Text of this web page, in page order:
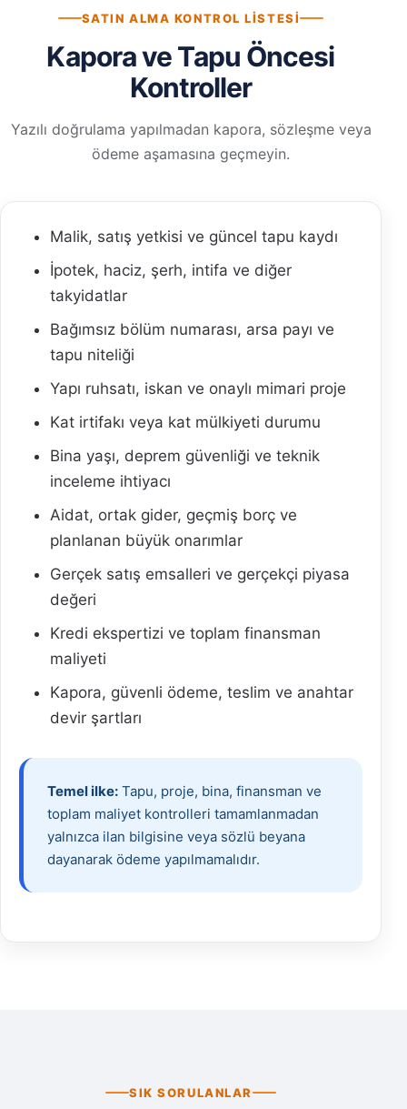
SATIN ALMA KONTROL LISTESI
Kapora ve Tapu Öncesi
Kontroller
Yazılı doğrulama yapılmadan kapora, sözleşme veya
ödeme aşamasına geçmeyin.
Malik, satış yetkisi ve güncel tapu kaydı
İpotek, haciz, şerh, intifa ve diğer
takyidatlar
Bağımsız bölüm numarası, arsa payı ve
tapu niteliği
Yapı ruhsatı, iskan ve onaylı mimari proje
Kat irtifakı veya kat mülkiyeti durumu
Bina yaşı, deprem güvenliği ve teknik
inceleme ihtiyacı
Aidat, ortak gider, geçmiş borç ve
planlanan büyük onarımlar
Gerçek satış emsalleri ve gerçekçi piyasa
değeri
Kredi ekspertizi ve toplam finansman
maliyeti
Kapora, güvenli ödeme, teslim ve anahtar
devir şartları
Temel ilke: Tapu, proje, bina, finansman ve
toplam maliyet kontrolleri tamamlanmadan
yalnızca ilan bilgisine veya sözlü beyana
dayanarak ödeme yapılmamalıdır.
SIK SORULANLAR